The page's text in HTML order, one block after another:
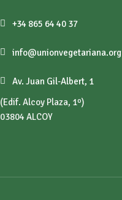
+34 865 64 40 37
info@unionvegetariana.org
Av. Juan Gil-Albert, 1
(Edif. Alcoy Plaza, 1º)
03804 ALCOY